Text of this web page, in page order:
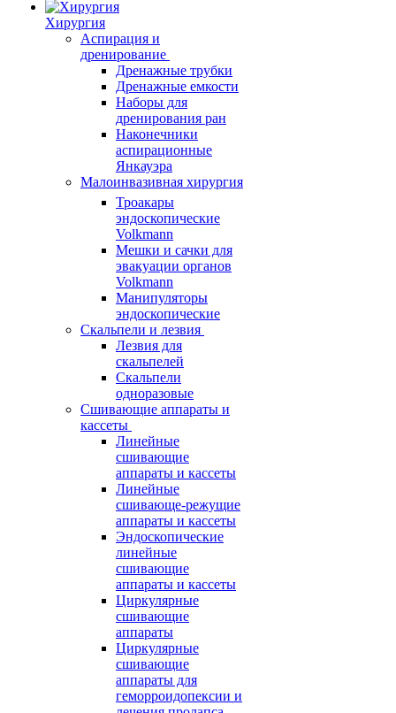
Хирургия
Аспирация и
дренирование
Дренажные трубки
Дренажные емкости
Наборы для
дренирования ран
Наконечники
аспирационные
Янкауэра
Малоинвазивная хирургия
Троакары
эндоскопические
Volkmann
Мешки и сачки для
эвакуации органов
Volkmann
Манипуляторы
эндоскопические
Скальпели и лезвия
Лезвия для
скальпелей
Скальпели
одноразовые
Сшивающие аппараты и
кассеты
Линейные
сшивающие
аппараты и кассеты
Линейные
сшивающе-режущие
аппараты и кассеты
Эндоскопические
линейные
сшивающие
аппараты и кассеты
Циркулярные
сшивающие
аппараты
Циркулярные
сшивающие
аппараты для
геморроидопексии и